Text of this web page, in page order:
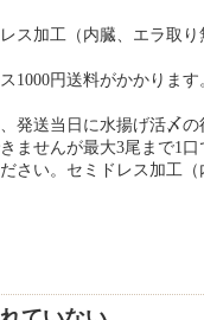
ス加工（内臓、エラ取
1000円送料がかかります
発送当日に水揚げ活〆の
ませんが最大3尾まで1
さい。セミドレス加工